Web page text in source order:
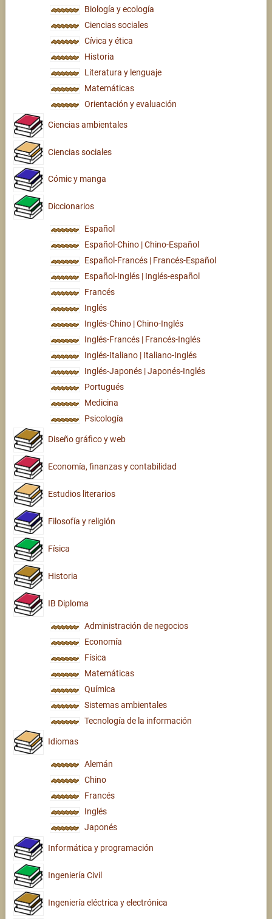
Biología y ecología
Ciencias sociales
Cívica y ética
Historia
Literatura y lenguaje
Matemáticas
Orientación y evaluación
Ciencias ambientales
Ciencias sociales
Cómic y manga
Diccionarios
Español
Español-Chino | Chino-Español
Español-Francés | Francés-Español
Español-Inglés | Inglés-español
Francés
Inglés
Inglés-Chino | Chino-Inglés
Inglés-Francés | Francés-Inglés
Inglés-Italiano | Italiano-Inglés
Inglés-Japonés | Japonés-Inglés
Portugués
Medicina
Psicología
Diseño gráfico y web
Economía, finanzas y contabilidad
Estudios literarios
Filosofía y religión
Física
Historia
IB Diploma
Administración de negocios
Economía
Física
Matemáticas
Química
Sistemas ambientales
Tecnología de la información
Idiomas
Alemán
Chino
Francés
Inglés
Japonés
Informática y programación
Ingeniería Civil
Ingeniería eléctrica y electrónica